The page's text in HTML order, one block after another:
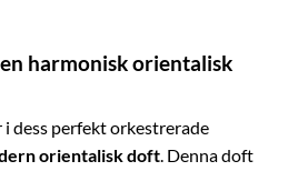
harmonisk orientalisk
i dess perfekt orkestrerade
orientalisk doft. Denna doft